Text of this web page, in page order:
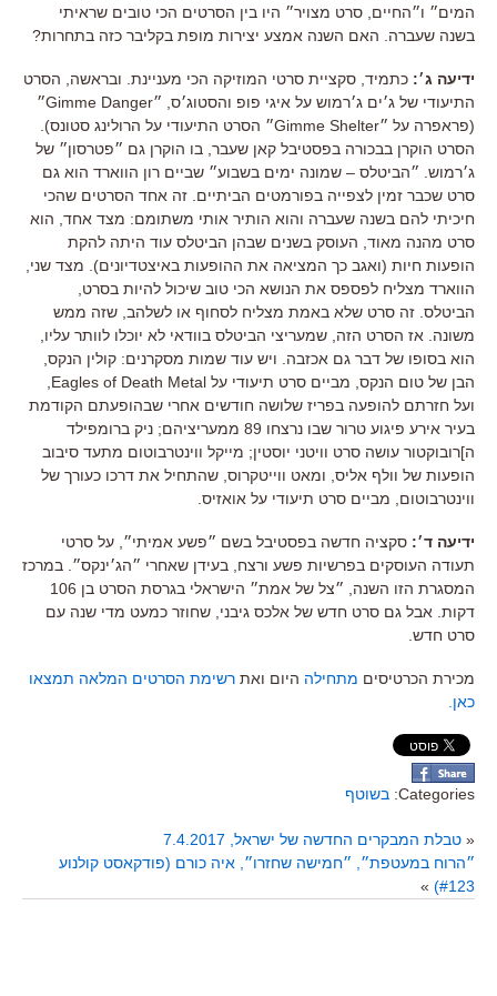
המים״ ו״החיים, סרט מצויר״ היו בין הסרטים הכי טובים שראיתי
בשנה שעברה. האם השנה אמצע יצירות מופת בקליבר כזה בתחרות?
ידיעה ג׳: כתמיד, סקציית סרטי המוזיקה הכי מעניינת. ובראשה, הסרט
התיעודי של ג׳ים ג׳רמוש על איגי פופ והסטוג׳ס, ״Gimme Danger״
(פראפרה על ״Gimme Shelter״ הסרט התיעודי על הרולינג סטונס).
הסרט הוקרן בבכורה בפסטיבל קאן שעבר, בו הוקרן גם ״פטרסון״ של
ג׳רמוש. ״הביטלס – שמונה ימים בשבוע״ שביים רון הווארד הוא גם
סרט שכבר זמין לצפייה בפורמטים הביתיים. זה אחד הסרטים שהכי
חיכיתי להם בשנה שעברה והוא הותיר אותי משתומם: מצד אחד, הוא
סרט מהנה מאוד, העוסק בשנים שבהן הביטלס עוד היתה להקת
הופעות חיות (ואגב כך המציאה את ההופעות באיצטדיונים). מצד שני,
הווארד מצליח לפספס את הנושא הכי טוב שיכול להיות בסרט,
הביטלס. זה סרט שלא באמת מצליח לסחוף או לשלהב, שזה ממש
משונה. אז הסרט הזה, שמעריצי הביטלס בוודאי לא יוכלו לוותר עליו,
הוא בסופו של דבר גם אכזבה. ויש עוד שמות מסקרנים: קולין הנקס,
ועל חזרתם להופעה בפריז שלושה חודשים אחרי שבהופעתם הקודמת
בעיר אירע פיגוע טרור שבו נרצחו 89 ממעריציהם; ניק ברומפילד
ה]רובוקטור עושה סרט וויטני יוסטין; מייקל ווינטרבוטום מתעד סיבוב
הופעות של וולף אליס, ומאט ווייטקרוס, שהתחיל את דרכו כעורך של
ווינטרבוטום, מביים סרט תיעודי על אואזיס.
ידיעה ד׳: סקציה חדשה בפסטיבל בשם ״פשע אמיתי״, על סרטי
תעודה העוסקים בפרשיות פשע ורצח, בעידן שאחרי ״הג׳ינקס״. במרכז
המסגרת הזו השנה, ״צל של אמת״ הישראלי בגרסת הסרט בן 106
דקות. אבל גם סרט חדש של אלכס גיבני, שחוזר כמעט מדי שנה עם
סרט חדש.
מכירת הכרטיסים מתחילה היום ואת רשימת הסרטים המלאה תמצאו
כאן.
Categories: בשוטף
« טבלת המבקרים החדשה של ישראל, 7.4.2017
״הרוח במעטפת״, ״חמישה שחזרו״, איה כורם (פודקאסט קולנוע
#123)
»